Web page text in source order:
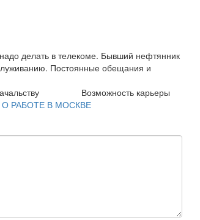
делать в телекоме. Бывший нефтянник
Постоянные обещания и
Возможность карьеры
РАБОТЕ В МОСКВЕ